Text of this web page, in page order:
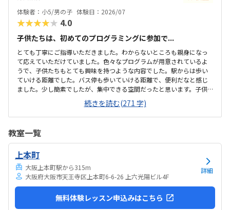
体験者：小5/男の子 体験日：2026/07
★★★★★ 4.0
子供たちは、初めてのプログラミングに参加で...
とても丁寧にご指導いただきました。わからないところも親身になっ
て応えていただけていました。色々なプログラムが用意されているよ
うで、子供たちもとても興味を持つような内容でした。駅からは歩い
ていける距離でした。バス停も歩いていける距離で、便利だなと感じ
ました。少し簡素でしたが、集中できる空間だったと思います。子供
たちが主体的に学べる空間があったと思います月々の費用は少し高い
かな感じました。単発で参加できるシステムがあればもっと良いと思
いました初めて体験することもあり、楽しい様子でした。また参加し
続きを読む(271 字)
教室一覧
上本町
大阪上本町駅から315m
大阪府大阪市天王寺区上本町6-6-26 上六光陽ビル4F
詳細
無料体験レッスン申込みはこちら